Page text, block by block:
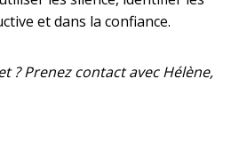
et dans la confiance.
? Prenez contact avec Hélène,